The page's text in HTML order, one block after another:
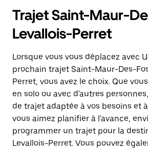
Trajet Saint-Maur-
Levallois-Perret
Lorsque vous vous déplacez avec
prochain trajet Saint-Maur-Des-
Perret, vous avez le choix. Que
en solo ou avec d'autres
de trajet adaptée à vos besoins et
vous aimez planifier à l'avance,
programmer un trajet pour la
Levallois-Perret. Vous pouvez